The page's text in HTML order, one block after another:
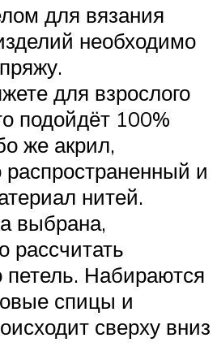
для вязания
необходимо
для взрослого
подойдёт 100%
же акрил,
распространенный и
нитей.
выбрана,
рассчитать
петель. Набираются
спицы и
сверху вниз